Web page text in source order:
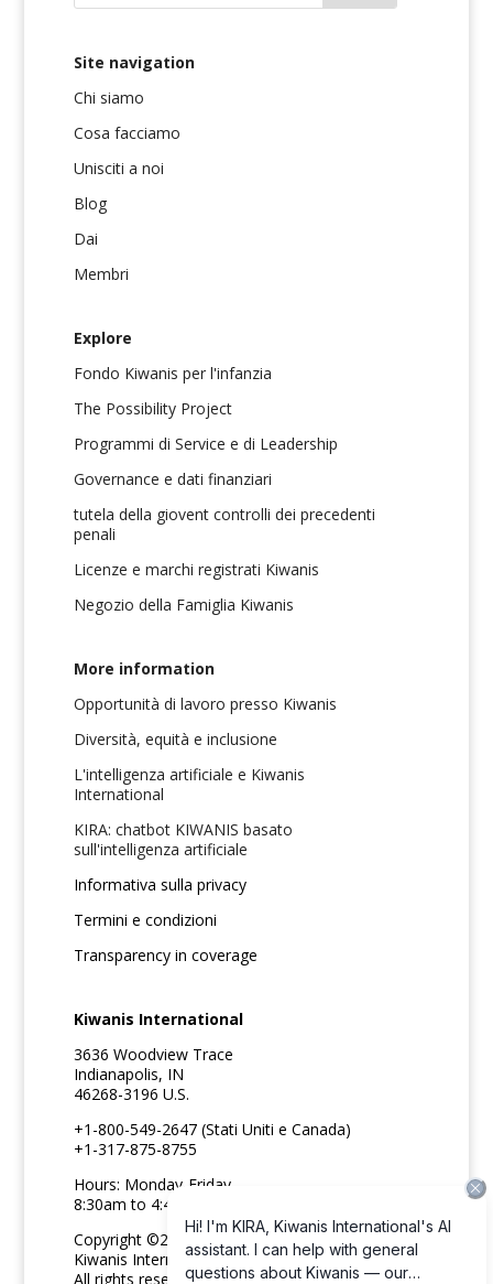
Site navigation
Chi siamo
Cosa facciamo
Unisciti a noi
Blog
Dai
Membri
Explore
Fondo Kiwanis per l'infanzia
The Possibility Project
Programmi di Service e di Leadership
Governance e dati finanziari
tutela della giovent controlli dei precedenti
penali
Licenze e marchi registrati Kiwanis
Negozio della Famiglia Kiwanis
More information
Opportunità di lavoro presso Kiwanis
Diversità, equità e inclusione
L'intelligenza artificiale e Kiwanis
International
KIRA: chatbot KIWANIS basato
sull'intelligenza artificiale
Informativa sulla privacy
Termini e condizioni
Transparency in coverage
Kiwanis International
3636 Woodview Trace
Indianapolis, IN
46268-3196 U.S.
+1-800-549-2647 (Stati Uniti e Canada)
+1-317-875-8755
Hours: Monday-Friday
8:30am to 4:45pm ET
Copyright ©2026
Kiwanis International
All rights reserved